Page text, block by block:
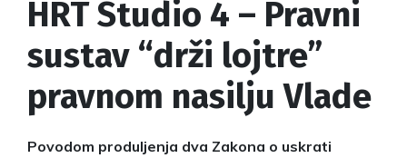
HRT Studio 4 – Pravni
sustav “drži lojtre”
pravnom nasilju Vlade
Povodom produljenja dva Zakona o uskrati